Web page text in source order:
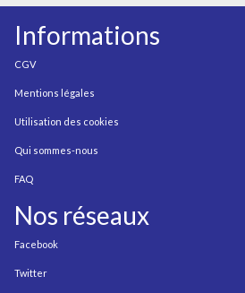
Informations
CGV
Mentions légales
Utilisation des cookies
Qui sommes-nous
FAQ
Nos réseaux
Facebook
Twitter